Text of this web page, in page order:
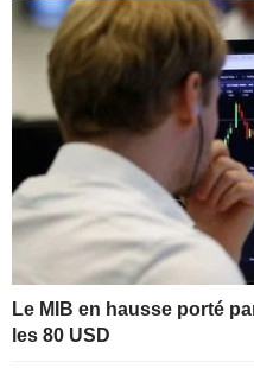
Le MIB en hausse porté
les 80 USD